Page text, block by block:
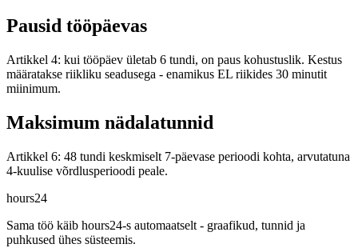
Pausid tööpäevas
Artikkel 4: kui tööpäev ületab 6 tundi, on paus kohustuslik. Kestus
määratakse riikliku seadusega - enamikus EL riikides 30 minutit
miinimum.
Maksimum nädalatunnid
Artikkel 6: 48 tundi keskmiselt 7-päevase perioodi kohta, arvutatuna
4-kuulise võrdlusperioodi peale.
hours24
Sama töö käib hours24-s automaatselt - graafikud, tunnid ja
puhkused ühes süsteemis.